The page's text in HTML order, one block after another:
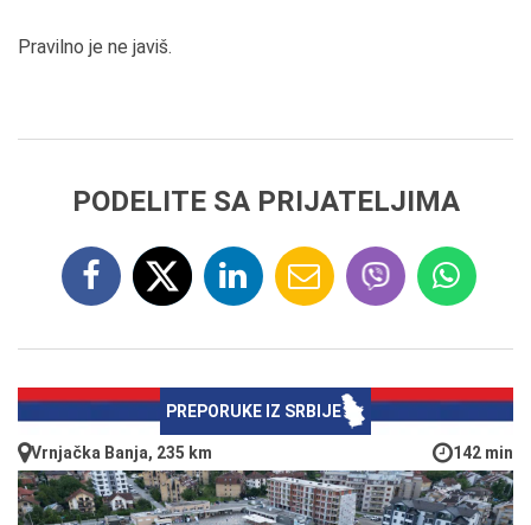
Pravilno je ne javiš.
PODELITE SA PRIJATELJIMA
PREPORUKE IZ SRBIJE
Vrnjačka Banja, 235 km 142 min